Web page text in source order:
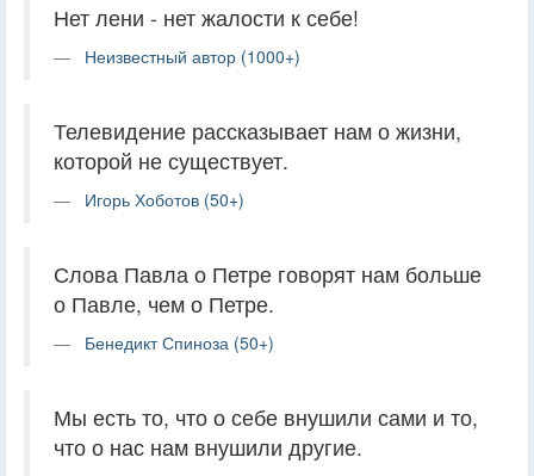
Нет лени - нет жалости к себе!
Неизвестный автор (1000+)
Телевидение рассказывает нам о жизни,
которой не существует.
Игорь Хоботов (50+)
Слова Павла о Петре говорят нам больше
о Павле, чем о Петре.
Бенедикт Спиноза (50+)
Мы есть то, что о себе внушили сами и то,
что о нас нам внушили другие.